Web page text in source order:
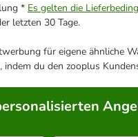
* Es gelten die
letzten 30 Tage.
für eigene ähnliche
du den zooplus